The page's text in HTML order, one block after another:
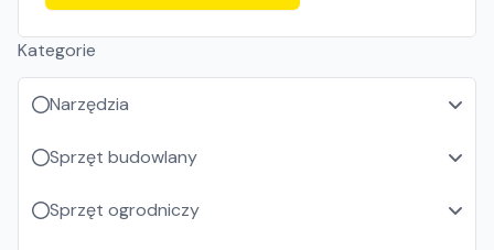
Kategorie
Narzędzia
Sprzęt budowlany
Sprzęt ogrodniczy